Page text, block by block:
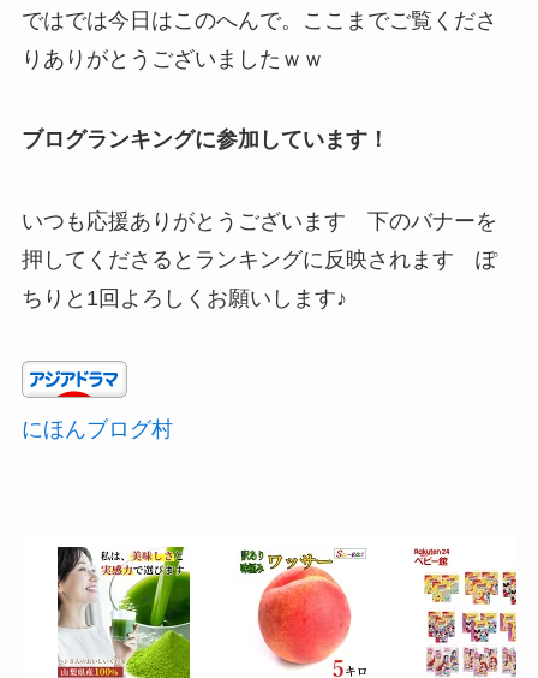
ではでは今日はこのへんで。ここまでご覧くださ
りありがとうございましたｗｗ
ブログランキングに参加しています！
いつも応援ありがとうございます 下のバナーを
押してくださるとランキングに反映されます ぽ
ちりと1回よろしくお願いします♪
にほんブログ村